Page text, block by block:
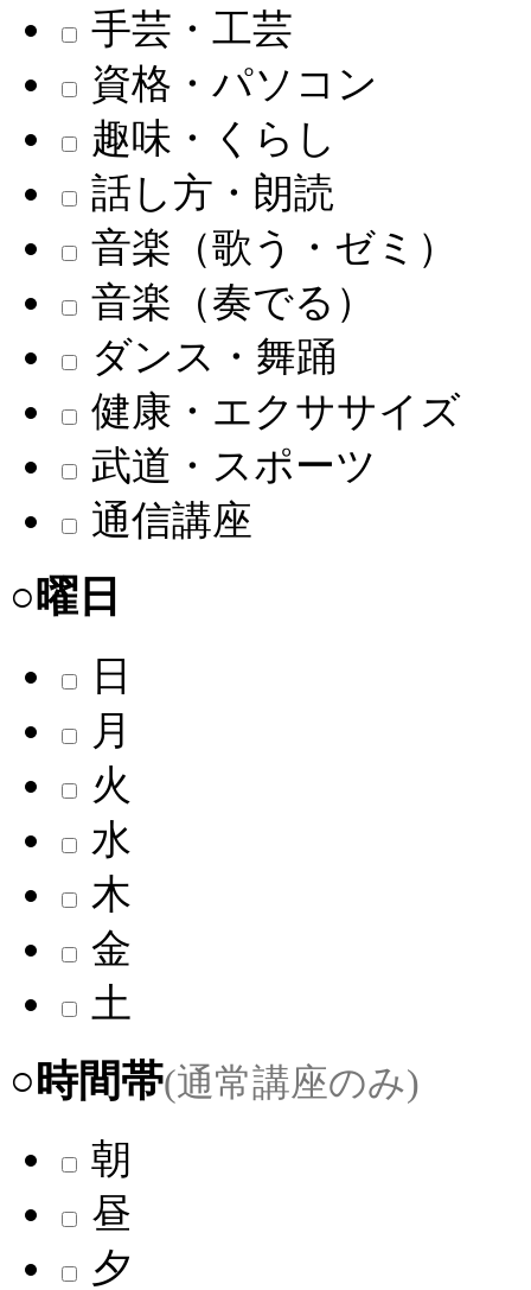
手芸・工芸
資格・パソコン
趣味・くらし
話し方・朗読
音楽（歌う・ゼミ）
音楽（奏でる）
ダンス・舞踊
健康・エクササイズ
武道・スポーツ
通信講座
○曜日
日
月
火
水
木
金
土
○時間帯(通常講座のみ)
朝
昼
夕